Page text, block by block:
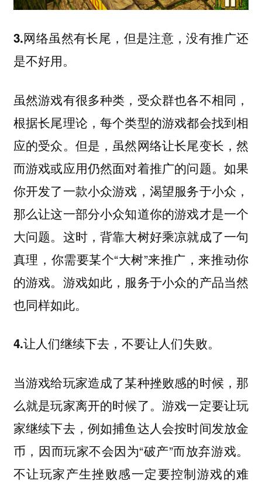
3.网络虽然有长尾，但是注意，没有推广还
是不好用。
虽然游戏有很多种类，受众群也各不相同，
根据长尾理论，每个类型的游戏都会找到相
应的受众。但是，虽然网络让长尾变长，然
而游戏或应用仍然面对着推广的问题。如果
你开发了一款小众游戏，渴望服务于小众，
那么让这一部分小众知道你的游戏才是一个
大问题。这时，背靠大树好乘凉就成了一句
真理，你需要某个“大树”来推广，来推动你
的游戏。游戏如此，服务于小众的产品当然
也同样如此。
4.让人们继续下去，不要让人们失败。
当游戏给玩家造成了某种挫败感的时候，那
么就是玩家离开的时候了。游戏一定要让玩
家继续下去，例如捕鱼达人会按时间发放金
币，因而玩家不会因为“破产”而放弃游戏。
不让玩家产生挫败感一定要控制游戏的难